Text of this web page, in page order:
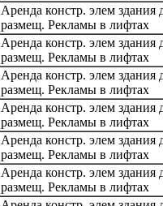
Аренда констр. элем здания
размещ. Рекламы в лифтах
Аренда констр. элем здания
размещ. Рекламы в лифтах
Аренда констр. элем здания
размещ. Рекламы в лифтах
Аренда констр. элем здания
размещ. Рекламы в лифтах
Аренда констр. элем здания
размещ. Рекламы в лифтах
Аренда констр. элем здания
размещ. Рекламы в лифтах